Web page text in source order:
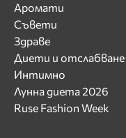
Аромати
Съвети
Здраве
Диети и отслабване
Интимно
Лунна диета 2026
Ruse Fashion Week